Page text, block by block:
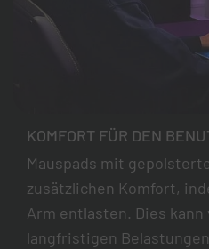
KOMFORT FÜR DEN
Mauspads mit
zusätzlichen Komfort,
Arm entlasten. Dies
langfristigen